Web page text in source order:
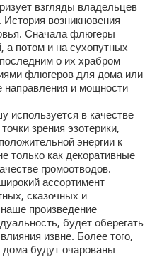
взгляды владельцев
возникновения
Сначала флюгеры
а потом и на сухопутных
о их храбром
флюгеров для дома или
направления и мощности
в качестве
зрения эзотерики,
энергии к
только как декоративные
громоотводов.
ассортимент
сказочных и
произведение
будет оберегать
извне. Более того,
дома будут очарованы